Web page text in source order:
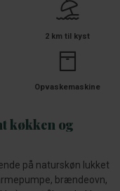
2 km til kyst
Opvaskemaskine
køkken og
på naturskøn lukket
brændeovn,